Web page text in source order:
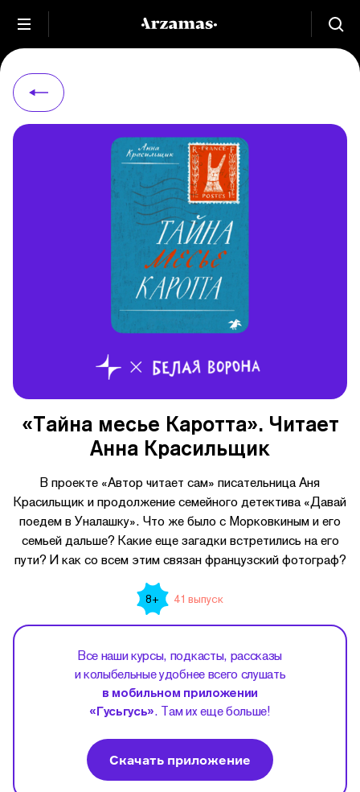
«Тайна месье Каротта». Читает
Анна Красильщик
В проекте «Автор читает сам» писательница Аня
Красильщик и продолжение семейного детектива «Давай
поедем в Уналашку». Что же было с Морковкиным и его
семьей дальше? Какие еще загадки встретились на его
пути? И как со всем этим связан французский фотограф?
8+ 41 выпуск
Все наши курсы, подкасты, рассказы
и колыбельные удобнее всего слушать
в мобильном приложении
«Гусьгусь». Там их еще больше!
Скачать приложение